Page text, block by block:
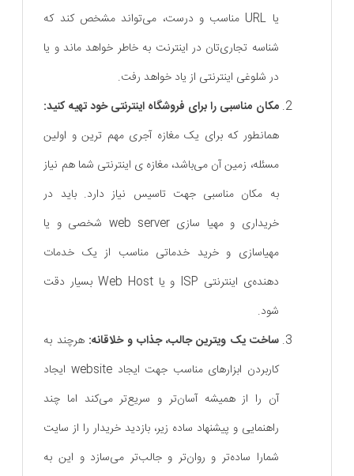
یا URL مناسب و درست، می‌تواند مشخص کند که
شناسه تجاری‌تان در اینترنت به خاطر خواهد ماند و یا
در شلوغی اینترنتی از یاد خواهد رفت.
مکان مناسبی را برای فروشگاه اینترنتی خود تهیه کنید:
همانطور که برای یک مغازه آجری مهم ترین و اولین
مسئله، زمین آن می‌باشد، مغازه ی اینترنتی شما هم نیاز
به مکان مناسبی جهت تاسیس نیاز دارد. باید در
خریداری و مهیا سازی web server شخصی و یا
مهیاسازی و خرید خدماتی مناسب از یک خدمات
دهنده‌ی اینترنتی ISP و یا Web Host بسیار دقت
شود.
ساخت یک ویترین جالب، جذاب و خلاقانه: هرچند به
کاربردن ابزارهای مناسب جهت ایجاد website ایجاد
آن را از همیشه آسان‌تر و سریع‌تر می‌کند اما چند
راهنمایی و پیشنهاد ساده زیر، بازدید خریدار را از سایت
شمارا ساده‌تر و روان‌تر و جالب‌تر می‌سازد و این به